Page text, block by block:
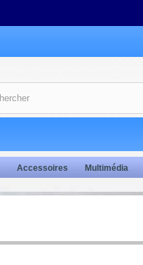
Accessoires Multimédia